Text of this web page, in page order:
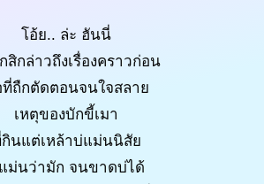
โอ้ย.. ล่ะ ฮันนี่
สิกล่าวถึงเรื่องคราวก่อน
ที่ถืกตัดตอนจนใจสลาย
เหตุของบักขี้เมา
นแต่เหล้าบ่แม่นนิสัย
ม่นว่ามัก จนขาดบ่ได้